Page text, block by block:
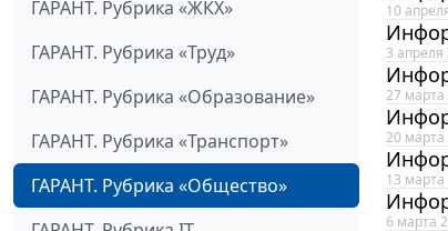
ГАРАНТ. Рубрика «ЖКХ»
ГАРАНТ. Рубрика «Труд»
ГАРАНТ. Рубрика «Образование»
ГАРАНТ. Рубрика «Транспорт»
ГАРАНТ. Рубрика «Общество»
10
3 апреля
27 марта
20 марта
13 марта
6 марта